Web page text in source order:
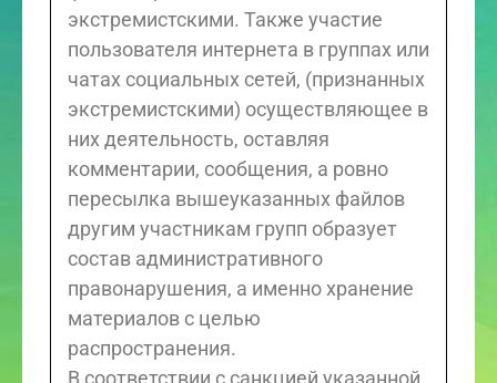
экстремистскими. Также участие
пользователя интернета в группах или
чатах социальных сетей, (признанных
экстремистскими) осуществляющее в
них деятельность, оставляя
комментарии, сообщения, а ровно
пересылка вышеуказанных файлов
другим участникам групп образует
состав административного
правонарушения, а именно хранение
материалов с целью
распространения.
В соответствии с санкцией указанной